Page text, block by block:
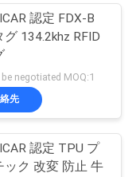
認定 FDX-B
グ 134.2khz RFID
negotiated MOQ:1
先
認定 TPU プ
ック 改変 防止 牛